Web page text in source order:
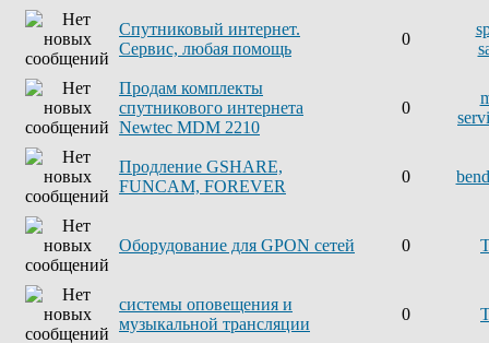
Спутниковый интернет.
Сервис, любая помощь
0
Продам комплекты
спутникового интернета
Newtec MDM 2210
0
Продление GSHARE,
FUNCAM, FOREVER
0
Оборудование для GPON сетей 0
системы оповещения и
музыкальной трансляции
0